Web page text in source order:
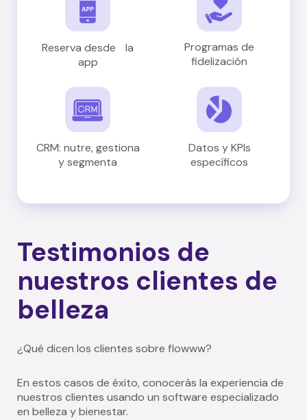
Reserva desde la
app
Programas de
fidelización
CRM: nutre, gestiona
y segmenta
Datos y KPIs
específicos
Testimonios de
nuestros clientes de
belleza
¿Qué dicen los clientes sobre flowww?
En estos casos de éxito, conocerás la experiencia de
nuestros clientes usando un software especializado
en belleza y bienestar.